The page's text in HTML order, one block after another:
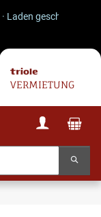
geschlossen ·
VERMIETUNG